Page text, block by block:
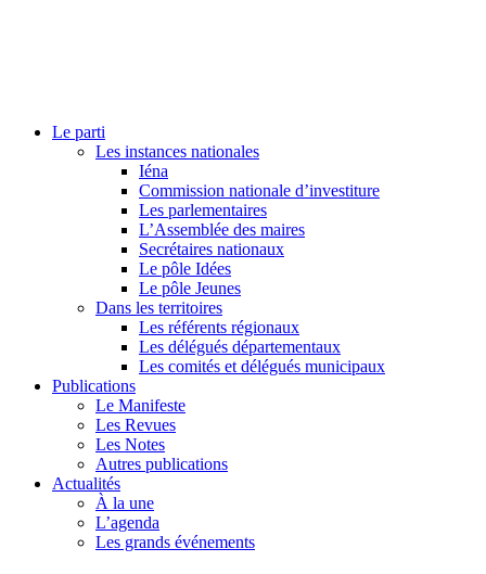
Le parti
Les instances nationales
Iéna
Commission nationale d’investiture
Les parlementaires
L’Assemblée des maires
Secrétaires nationaux
Le pôle Idées
Le pôle Jeunes
Dans les territoires
Les référents régionaux
Les délégués départementaux
Les comités et délégués municipaux
Publications
Le Manifeste
Les Revues
Les Notes
Autres publications
Actualités
À la une
L’agenda
Les grands événements